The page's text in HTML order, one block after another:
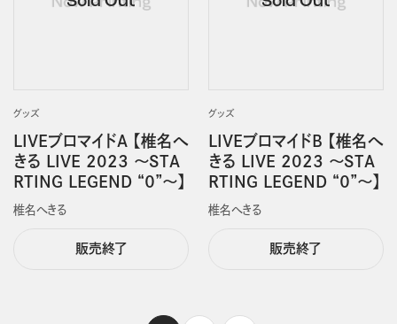
グッズ
LIVEブロマイドA 【椎名へ
きる LIVE 2023 ～STA
RTING LEGEND “０”～】
椎名へきる
販売終了
グッズ
LIVEブロマイドB 【椎名へ
きる LIVE 2023 ～STA
RTING LEGEND “０”～】
椎名へきる
販売終了